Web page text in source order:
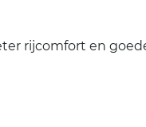
rijcomfort en